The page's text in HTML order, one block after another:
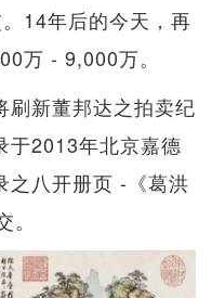
14年后的今天，再
万 - 9,000万。
刷新董邦达之拍卖纪
于2013年北京嘉德
之八开册页 -《葛洪